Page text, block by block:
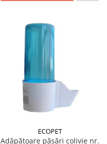
ECOPET
Adăpătoare păsări colivie nr.